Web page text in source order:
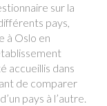
sur la
pays,
à Oslo en
accueillis dans
de comparer
pays à l’autre.